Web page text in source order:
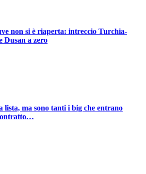
non si è riaperta: intreccio Turchia-
Dusan a zero
lista, ma sono tanti i big che entrano